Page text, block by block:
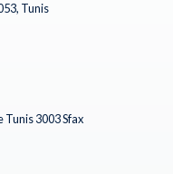
Tunis
Tunis 3003 Sfax